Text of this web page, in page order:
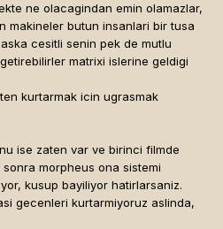
ne olacagindan emin olamazlar,
makineler butun insanlari bir tusa
cesitli senin pek de mutlu
matrixi islerine geldigi
kurtarmak icin ugrasmak
ise zaten var ve birinci filmde
morpheus ona sistemi
kusup bayiliyor hatirlarsaniz.
gecenleri kurtarmiyoruz aslinda,